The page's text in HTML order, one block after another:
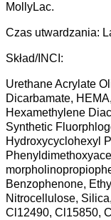
MollyLac.
Czas utwardzania:
Skład/INCI:
Urethane Acrylate
Dicarbamate,
Hexamethylene
Synthetic
Hydroxycyclohexyl
Benzophenone,
Nitrocellulose,
Cl12490, Cl15850,